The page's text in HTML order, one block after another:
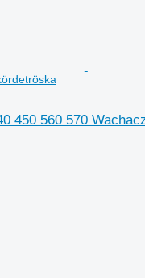
450 560 570